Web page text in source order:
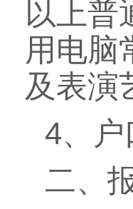
以上普
用电脑
及表演
4、
二、